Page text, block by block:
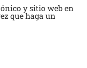
y sitio web en
que haga un